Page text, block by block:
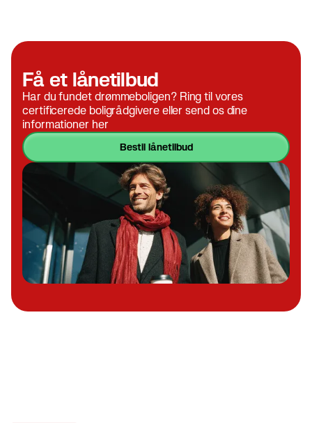
Få et lånetilbud
Har du fundet drømmeboligen? Ring til vores
certificerede boligrådgivere eller send os dine
informationer her
bestil lånetilbud